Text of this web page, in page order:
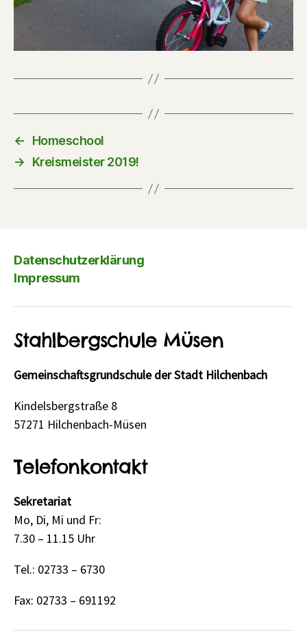
←
Homeschool
→
Kreismeister 2019!
Datenschutzerklärung
Impressum
Stahlbergschule Müsen
Gemeinschaftsgrundschule der Stadt Hilchenbach
Kindelsbergstraße 8
57271 Hilchenbach-Müsen
Telefonkontakt
Sekretariat
Mo, Di, Mi und Fr:
7.30 – 11.15 Uhr
Tel.: 02733 – 6730
Fax: 02733 – 691192